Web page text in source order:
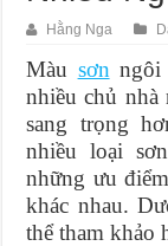
Hằng Nga
Màu sơn ngôi
nhiều chủ nhà
sang trọng
nhiều loại
những ưu
khác nhau.
thể tham khảo